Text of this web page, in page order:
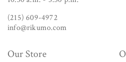
(215) 609-4972
info@rikumo.com
Our Store